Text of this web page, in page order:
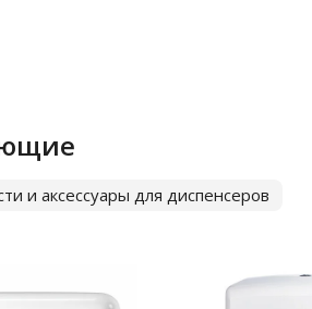
и аксессуары для диспенсеров